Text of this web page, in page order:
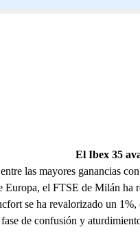
El Ibex 35
las mayores ganancias
Europa, el FTSE de Milán ha
se ha revalorizado un
de confusión y